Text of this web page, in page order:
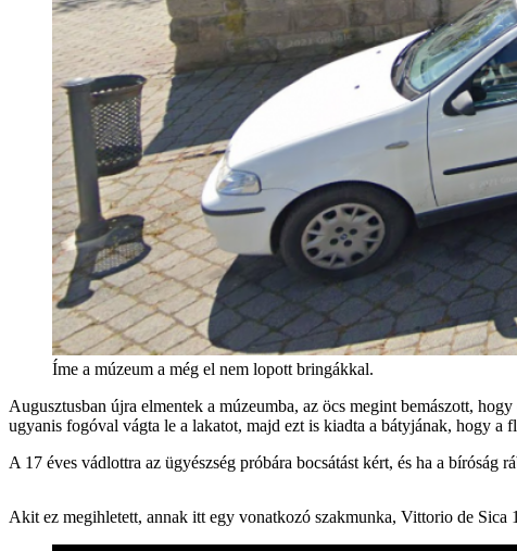
Íme a múzeum a még el nem lopott bringákkal.
Augusztusban újra elmentek a múzeumba, az öcs megint bemászott,
ugyanis fogóval vágta le a lakatot, majd ezt is kiadta a bátyjának, hogy a
A 17 éves vádlottra az ügyészség próbára bocsátást kért, és ha a
Akit ez megihletett, annak itt egy vonatkozó szakmunka, Vittorio de Sica